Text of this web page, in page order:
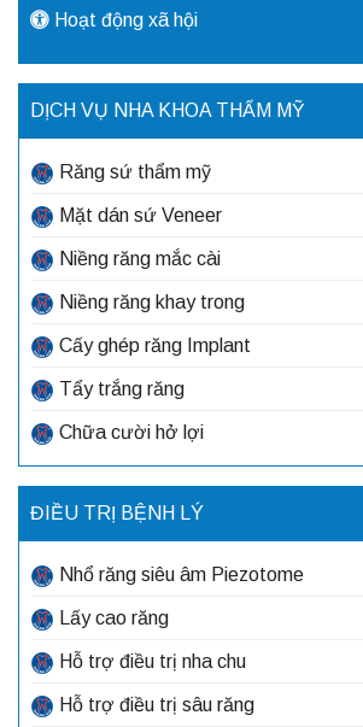
Hoạt động xã hội
DỊCH VỤ NHA KHOA THẨM MỸ
Răng sứ thẩm mỹ
Mặt dán sứ Veneer
Niềng răng mắc cài
Niềng răng khay trong
Cấy ghép răng Implant
Tẩy trắng răng
Chữa cười hở lợi
ĐIỀU TRỊ BỆNH LÝ
Nhổ răng siêu âm Piezotome
Lấy cao răng
Hỗ trợ điều trị nha chu
Hỗ trợ điều trị sâu răng